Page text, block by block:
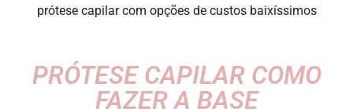
prótese capilar com opções de custos baixíssimos
PRÓTESE CAPILAR COMO
FAZER A BASE